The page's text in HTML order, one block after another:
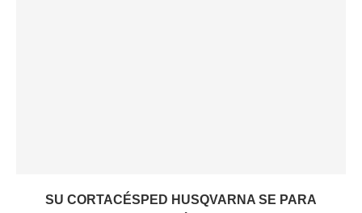
SU CORTACÉSPED HUSQVARNA SE PARA